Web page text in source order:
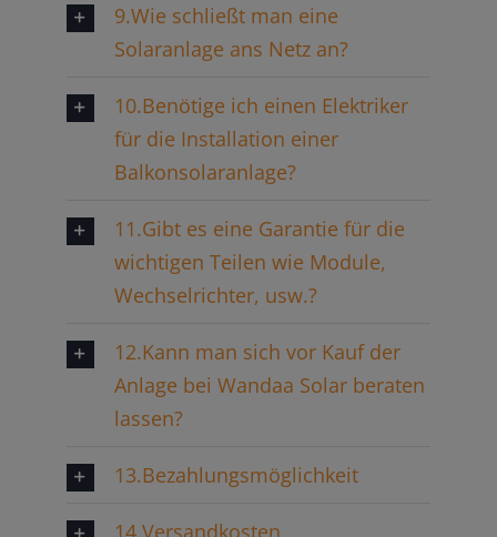
9.Wie schließt man eine
Solaranlage ans Netz an?
10.Benötige ich einen Elektriker
für die Installation einer
Balkonsolaranlage?
11.Gibt es eine Garantie für die
wichtigen Teilen wie Module,
Wechselrichter, usw.?
12.Kann man sich vor Kauf der
Anlage bei Wandaa Solar beraten
lassen?
13.Bezahlungsmöglichkeit
14.Versandkosten